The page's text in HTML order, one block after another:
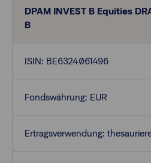
DPAM INVEST B Equities
B
ISIN: BE6324061496
Fondswährung: EUR
Ertragsverwendung: